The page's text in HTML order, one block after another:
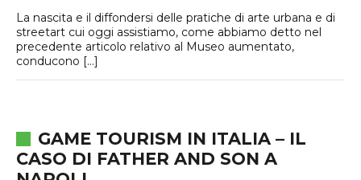
La nascita e il diffondersi delle pratiche di arte urbana e di
streetart cui oggi assistiamo, come abbiamo detto nel
precedente articolo relativo al Museo aumentato,
conducono […]
GAME TOURISM IN ITALIA – IL
CASO DI FATHER AND SON A